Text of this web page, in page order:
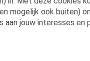
mogelijk ook buiten)
jouw interesses en